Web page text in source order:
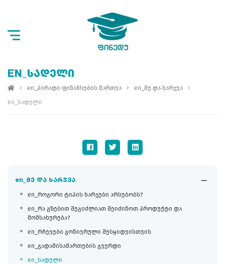
en_მე და ხარჯვა
en_როგორი ტიპის ხარჯები არსებობს?
en_რა გზებით შეგიძლიათ შეიძინოთ პროდუქტი და
მომსახურება?
en_რჩევები გონივრული შესყიდვისთვის
en_გადამისამართების გვერდი
en_სადელი
EN_ᲡᲐᲓᲔᲚᲘ
en_პირადი ფინანსების მართვა
en_მე და ხარჯვა
en_სადელი